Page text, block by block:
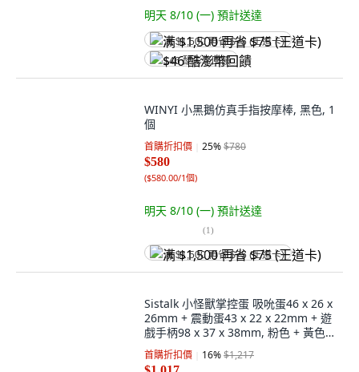
明天 8/10 (一) 預計送達
满 $1,500 再省 $75 (王道卡)
$46 酷澎幣回饋
WINYI 小黑鵝仿真手指按摩棒, 黑色, 1
個
首購折扣價 25%$780
$580
($580.00/1個)
明天 8/10 (一) 預計送達
(1)
满 $1,500 再省 $75 (王道卡)
Sistalk 小怪獸掌控蛋 吸吮蛋46 x 26 x
26mm + 震動蛋43 x 22 x 22mm + 遊
戲手柄98 x 37 x 38mm, 粉色 + 黃色 +
藍色, 1組
首購折扣價 16%$1,217